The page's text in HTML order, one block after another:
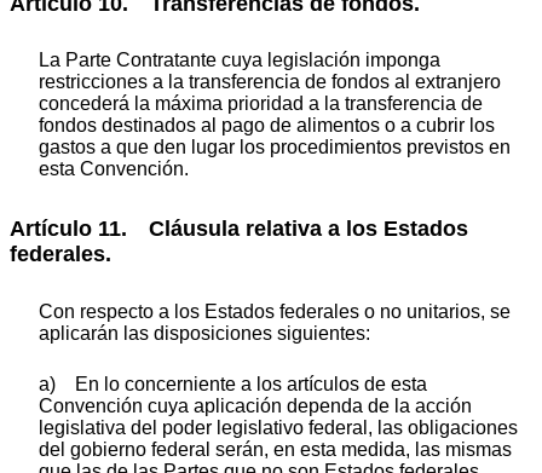
La Parte Contratante cuya legislación imponga
restricciones a la transferencia de fondos al extranjero
concederá la máxima prioridad a la transferencia de
fondos destinados al pago de alimentos o a cubrir los
gastos a que den lugar los procedimientos previstos en
esta Convención.
Artículo 11. Cláusula relativa a los Estados
federales.
Con respecto a los Estados federales o no unitarios, se
aplicarán las disposiciones siguientes:
a) En lo concerniente a los artículos de esta
Convención cuya aplicación dependa de la acción
legislativa del poder legislativo federal, las obligaciones
del gobierno federal serán, en esta medida, las mismas